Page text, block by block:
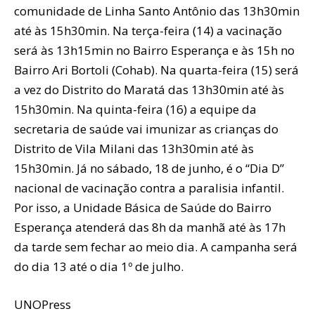
comunidade de Linha Santo Antônio das 13h30min
até às 15h30min. Na terça-feira (14) a vacinação
será às 13h15min no Bairro Esperança e às 15h no
Bairro Ari Bortoli (Cohab). Na quarta-feira (15) será
a vez do Distrito do Maratá das 13h30min até às
15h30min. Na quinta-feira (16) a equipe da
secretaria de saúde vai imunizar as crianças do
Distrito de Vila Milani das 13h30min até às
15h30min. Já no sábado, 18 de junho, é o “Dia D”
nacional de vacinação contra a paralisia infantil.
Por isso, a Unidade Básica de Saúde do Bairro
Esperança atenderá das 8h da manhã até às 17h
da tarde sem fechar ao meio dia. A campanha será
do dia 13 até o dia 1º de julho.
UNOPress